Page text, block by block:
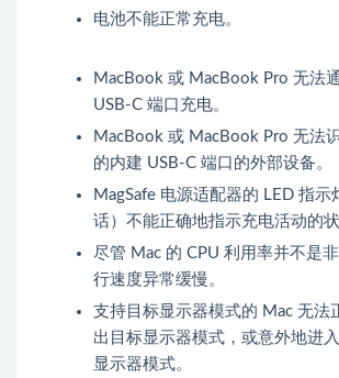
电池不能正常充电。
MacBook 或 MacBook Pro 无法
USB-C 端口充电。
MacBook 或 MacBook Pro 无法
的内建 USB-C 端口的外部设备。
MagSafe 电源适配器的 LED 指示
话）不能正确地指示充电活动的状
尽管 Mac 的 CPU 利用率并不是
行速度异常缓慢。
支持 目标显示器模式的 Mac 无法
出目标显示器模式，或意外地进
显示器模式。